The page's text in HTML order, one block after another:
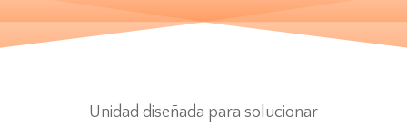
Unidad diseñada para solucionar